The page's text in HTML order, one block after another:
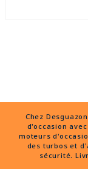
Chez
d'occasion
moteurs
des turbos et
sécurité.